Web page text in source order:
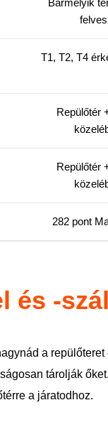
Bármelyik
T1, T2, T4
Repülőtér
Repülőtér
282 pont
és -
a
tárolják
a járatodhoz.